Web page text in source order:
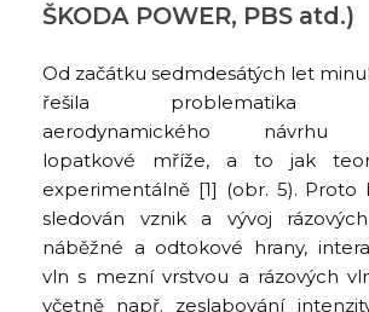
ŠKODA POWER, PBS atd.)
Od začátku sedmdesátých let
řešila problematika
aerodynamického návrhu
lopatkové mříže, a to jak
experimentálně [1] (obr. 5).
sledován vznik a vývoj
náběžné a odtokové hrany,
vln s mezní vrstvou a rázových
včetně např. zeslabování